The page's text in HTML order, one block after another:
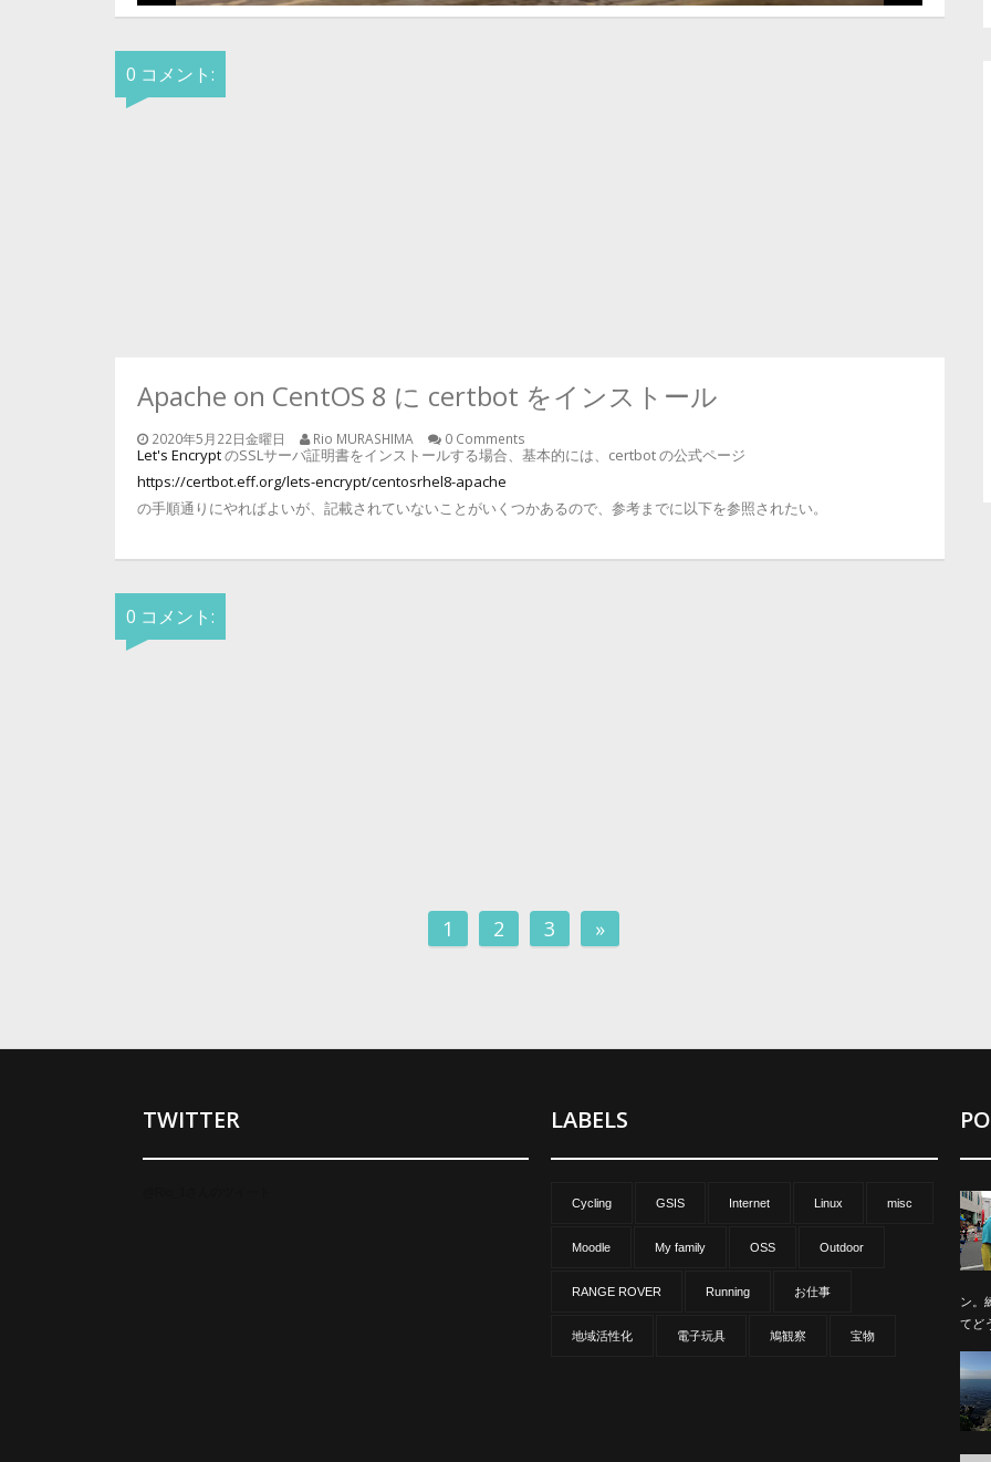
0 コメント:
Apache on CentOS 8 に certbot をインストール
2020年5月22日金曜日 Rio MURASHIMA 0 Comments
Let's EncryptのSSLサーバ証明書をインストールする場合、基本的には、certbot の公式ページ
https://certbot.eff.org/lets-encrypt/centosrhel8-apache
の手順通りにやればよいが、記載されていないことがいくつかあるので、参考までに以下を参照されたい。
0 コメント:
1 2 3 »
TWITTER LABELS
Cycling GSIS Internet Linux misc
Moodle My family OSS Outdoor
RANGE ROVER Running お仕事
地域活性化 電子玩具 鳩観察 宝物
ン。
てど